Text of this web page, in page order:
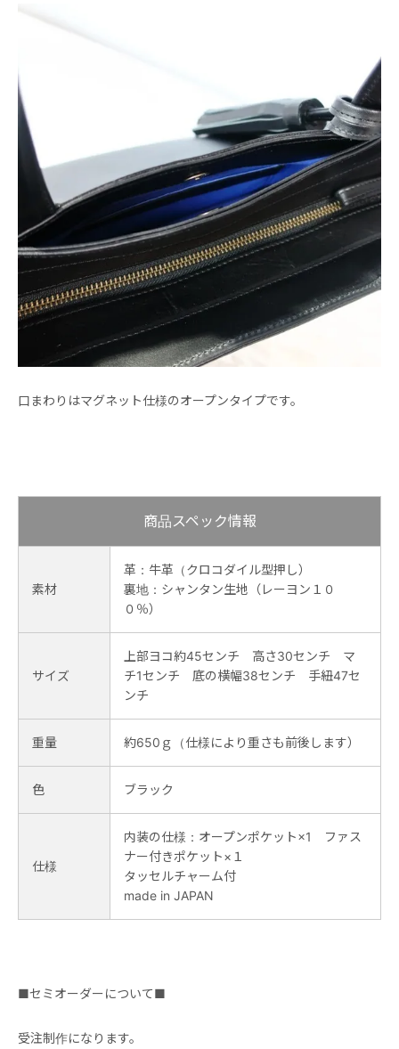
口まわりはマグネット仕様のオープンタイプです。
商品スペック情報
素材
革：牛革（クロコダイル型押し）
裏地：シャンタン生地（レーヨン１０
０％）
サイズ
上部ヨコ約45センチ 高さ30センチ マ
チ1センチ 底の横幅38センチ 手紐47セ
ンチ
重量 約650ｇ（仕様により重さも前後します）
色 ブラック
仕様
内装の仕様：オープンポケット×1 ファス
ナー付きポケット×１
タッセルチャーム付
made in JAPAN
■セミオーダーについて■
受注制作になります。